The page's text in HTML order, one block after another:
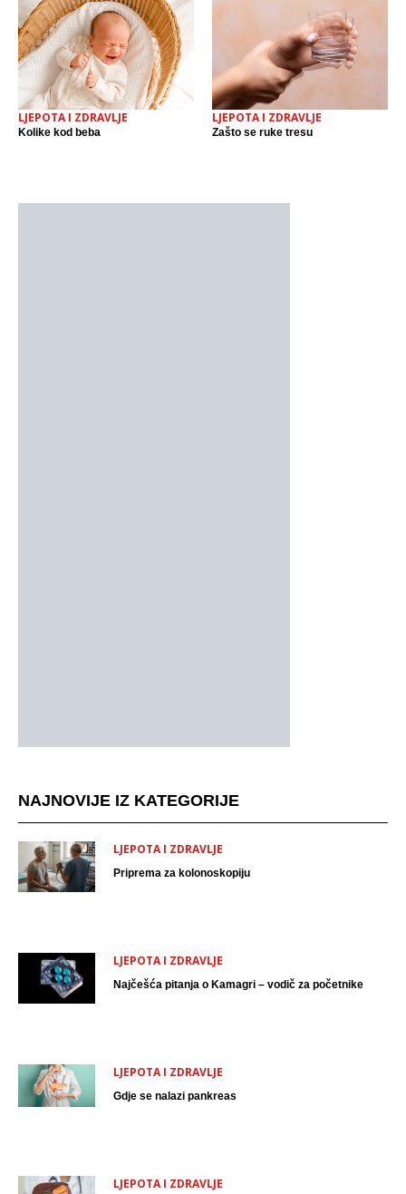
LJEPOTA I ZDRAVLJE
Kolike kod beba
LJEPOTA I ZDRAVLJE
Zašto se ruke tresu
NAJNOVIJE IZ KATEGORIJE
LJEPOTA I ZDRAVLJE
Priprema za kolonoskopiju
LJEPOTA I ZDRAVLJE
Najčešća pitanja o Kamagri – vodič za početnike
LJEPOTA I ZDRAVLJE
Gdje se nalazi pankreas
LJEPOTA I ZDRAVLJE